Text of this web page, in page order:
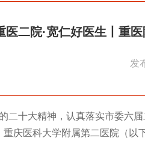
医二院·宽仁好医生丨重
发
二十大精神，认真落实市委六
重庆医科大学附属第二医院（